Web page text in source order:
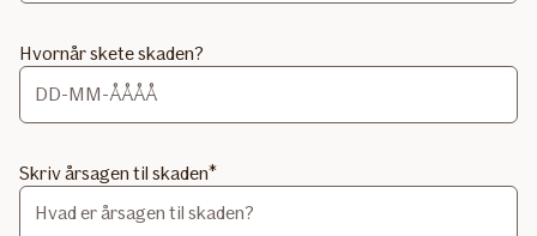
Hvornår skete skaden?
Skriv årsagen til skaden